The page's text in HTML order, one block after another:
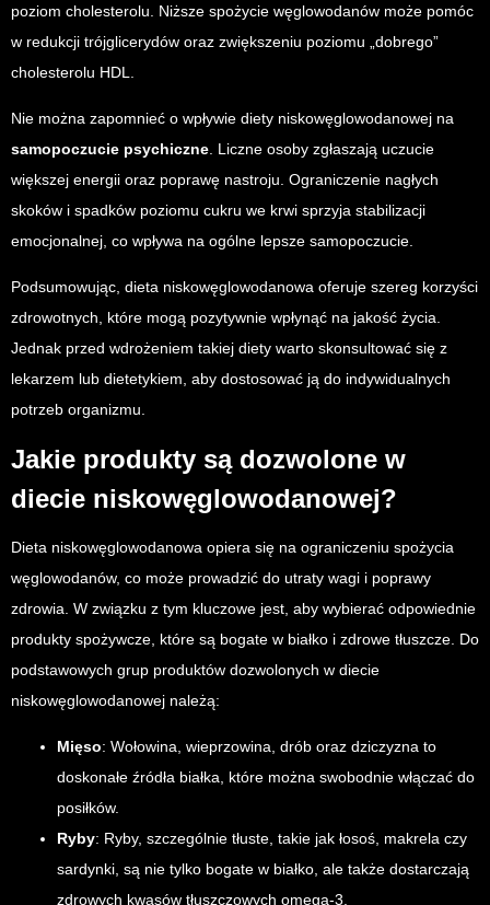
poziom cholesterolu. Niższe spożycie węglowodanów może pomóc
w redukcji trójglicerydów oraz zwiększeniu poziomu „dobrego”
cholesterolu HDL.
Nie można zapomnieć o wpływie diety niskowęglowodanowej na
samopoczucie psychiczne . Liczne osoby zgłaszają uczucie
większej energii oraz poprawę nastroju. Ograniczenie nagłych
skoków i spadków poziomu cukru we krwi sprzyja stabilizacji
emocjonalnej, co wpływa na ogólne lepsze samopoczucie.
Podsumowując, dieta niskowęglowodanowa oferuje szereg korzyści
zdrowotnych, które mogą pozytywnie wpłynąć na jakość życia.
Jednak przed wdrożeniem takiej diety warto skonsultować się z
lekarzem lub dietetykiem, aby dostosować ją do indywidualnych
potrzeb organizmu.
Jakie produkty są dozwolone w
diecie niskowęglowodanowej?
Dieta niskowęglowodanowa opiera się na ograniczeniu spożycia
węglowodanów, co może prowadzić do utraty wagi i poprawy
zdrowia. W związku z tym kluczowe jest, aby wybierać odpowiednie
produkty spożywcze, które są bogate w białko i zdrowe tłuszcze. Do
podstawowych grup produktów dozwolonych w diecie
niskowęglowodanowej należą:
Mięso: Wołowina, wieprzowina, drób oraz dziczyzna to
doskonałe źródła białka, które można swobodnie włączać do
posiłków.
Ryby: Ryby, szczególnie tłuste, takie jak łosoś, makrela czy
sardynki, są nie tylko bogate w białko, ale także dostarczają
zdrowych kwasów tłuszczowych omega-3.